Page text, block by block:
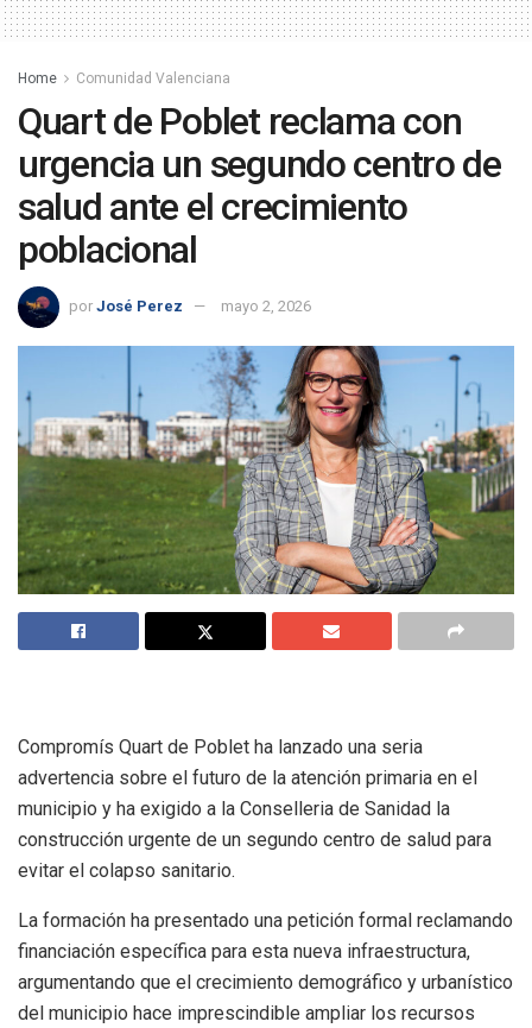
Home Comunidad Valenciana
Quart de Poblet reclama con
urgencia un segundo centro de
salud ante el crecimiento
poblacional
por José Perez mayo 2, 2026
Compromís Quart de Poblet ha lanzado una seria
advertencia sobre el futuro de la atención primaria en el
municipio y ha exigido a la Conselleria de Sanidad la
construcción urgente de un segundo centro de salud para
evitar el colapso sanitario.
La formación ha presentado una petición formal reclamando
financiación específica para esta nueva infraestructura,
argumentando que el crecimiento demográfico y urbanístico
del municipio hace imprescindible ampliar los recursos